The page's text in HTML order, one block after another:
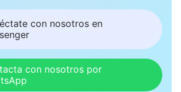
con nosotros en
con nosotros por